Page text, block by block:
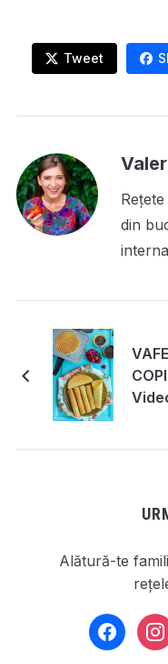
Tweet
din
Alătură-te
facebook